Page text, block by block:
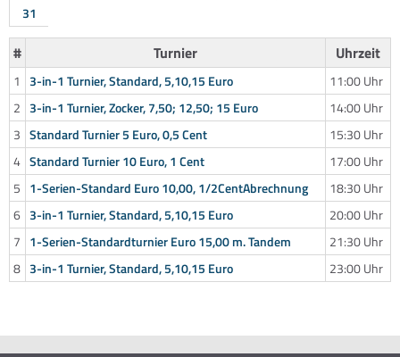
31
# Turnier Uhrzeit
1 3-in-1 Turnier, Standard, 5,10,15 Euro
11:00 Uhr
2 3-in-1 Turnier, Zocker, 7,50; 12,50; 15 Euro
14:00 Uhr
3 Standard Turnier 5 Euro, 0,5 Cent
15:30 Uhr
4 Standard Turnier 10 Euro, 1 Cent
17:00 Uhr
5 1-Serien-Standard Euro 10,00, 1/2CentAbrechnung
18:30 Uhr
6 3-in-1 Turnier, Standard, 5,10,15 Euro
20:00 Uhr
7 1-Serien-Standardturnier Euro 15,00 m. Tandem
21:30 Uhr
8 3-in-1 Turnier, Standard, 5,10,15 Euro 23:00 Uhr